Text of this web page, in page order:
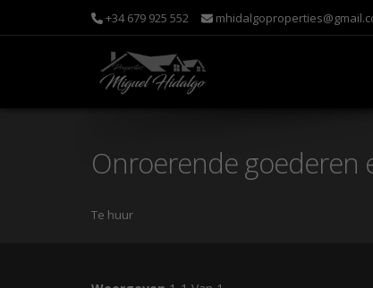
+34 679 925 552
Onroerende goederen
Te huur